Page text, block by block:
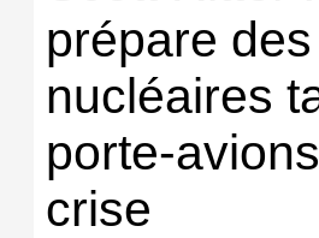
prépare
nucléaires
porte-
crise